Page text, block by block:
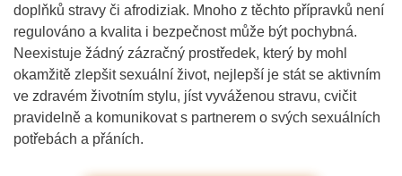
doplňků stravy či afrodiziak. Mnoho z těchto přípravků není
regulováno a kvalita i bezpečnost může být pochybná.
Neexistuje žádný zázračný prostředek, který by mohl
okamžitě zlepšit sexuální život, nejlepší je stát se aktivním
ve zdravém životním stylu, jíst vyváženou stravu, cvičit
pravidelně a komunikovat s partnerem o svých sexuálních
potřebách a přáních.